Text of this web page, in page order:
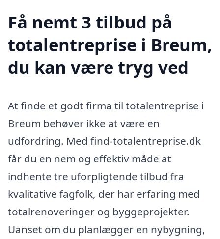
Få nemt 3 tilbud på
totalentreprise i Breum,
du kan være tryg ved
At finde et godt firma til totalentreprise i
Breum behøver ikke at være en
udfordring. Med find-totalentreprise.dk
får du en nem og effektiv måde at
indhente tre uforpligtende tilbud fra
kvalitative fagfolk, der har erfaring med
totalrenoveringer og byggeprojekter.
Uanset om du planlægger en nybygning,